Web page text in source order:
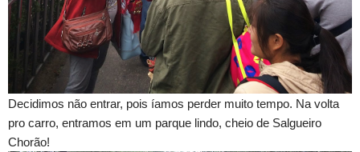
Decidimos não entrar, pois íamos perder muito tempo. Na volta
pro carro, entramos em um parque lindo, cheio de Salgueiro
Chorão!